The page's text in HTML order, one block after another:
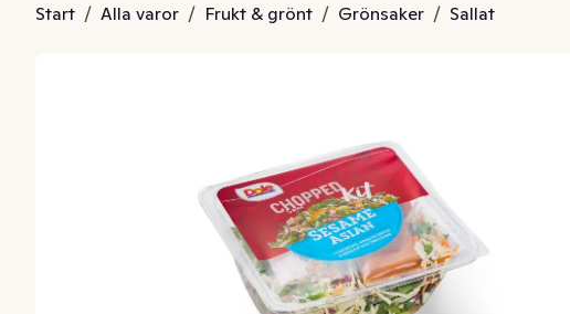
Start / Alla varor / Frukt & grönt / Grönsaker / Sallat
Sesame Asian